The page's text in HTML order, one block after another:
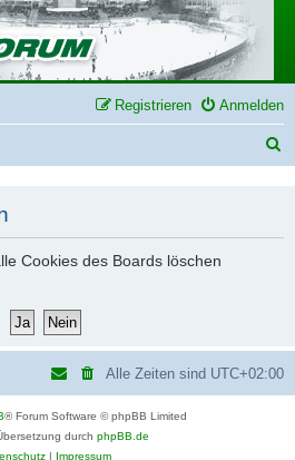
Anmelden
Registrieren
h
Cookies des Boards löschen
Alle Zeiten sind UTC+02:00
® Forum Software © phpBB Limited
durch phpBB.de
| Impressum